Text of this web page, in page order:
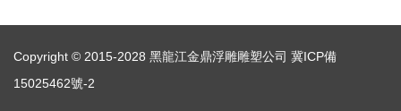
Copyright © 2015-2028 黑龍江金鼎浮雕雕塑公司 冀ICP備
15025462號-2